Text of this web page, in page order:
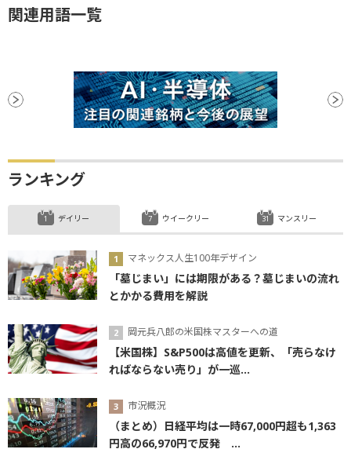
関連用語一覧
ランキング
デイリー
マネックス人生100年デザイン
「墓じまい」には期限がある？墓じまいの流れ
とかかる費用を解説
岡元兵八郎の米国株マスターへの道
【米国株】S&P500は高値を更新、「売らなけ
ればならない売り」が一巡...
市況概況
（まとめ）日経平均は一時67,000円超も1,363
円高の66,970円で反発 ...
ウイークリー マンスリー